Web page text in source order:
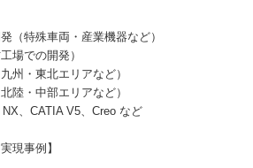
（特殊車両・産業機器など）
場での開発）
州・東北エリアなど）
陸・中部エリアなど）
、CATIA V5、Creo など
現事例】